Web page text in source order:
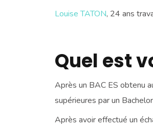
Louise TATON, 24 ans
Quel est
Après un BAC ES obtenu
supérieures par un
Après avoir effectué un